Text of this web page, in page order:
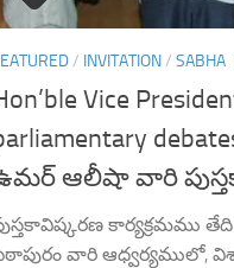
/ INVITATION/ SABHA
Vice
ఆలీషా వారి
కార్యక్రమము తేది
వారి ఆధ్వర్యములో,